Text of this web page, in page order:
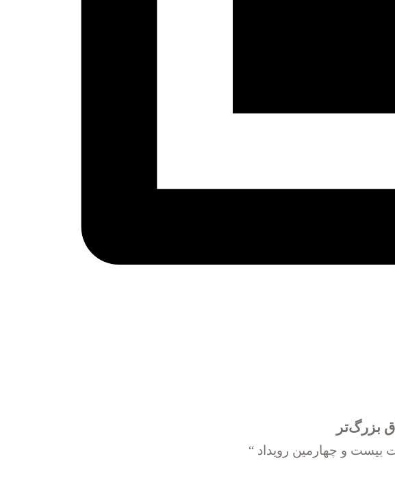
بزرگ‌تر
بیست و چهارمین رویداد “